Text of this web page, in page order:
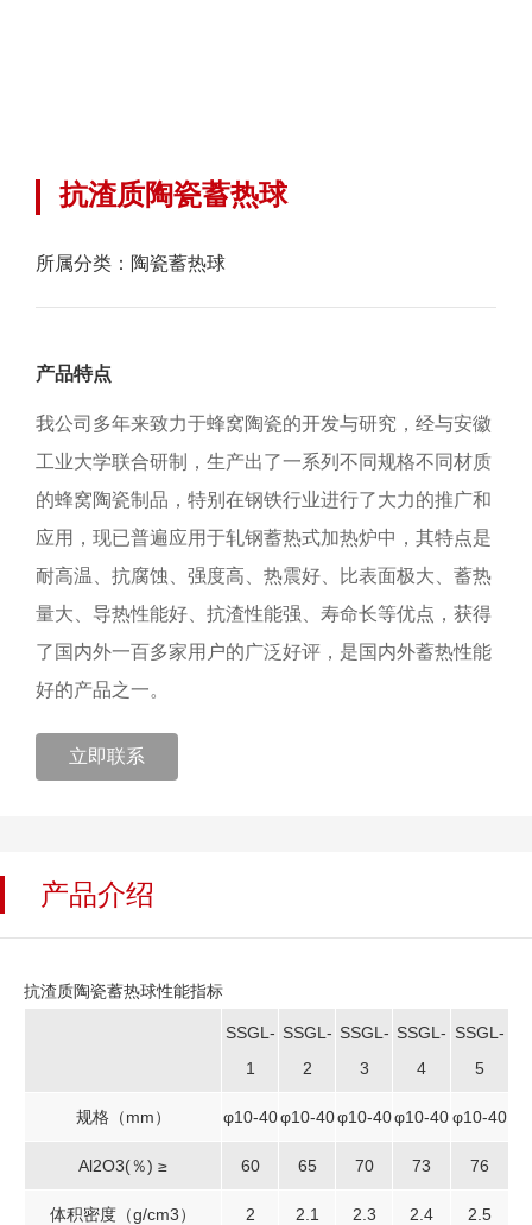
抗渣质陶瓷蓄热球
所属分类： 陶瓷蓄热球
产品特点
我公司多年来致力于蜂窝陶瓷的开发与研究，经与安徽
工业大学联合研制，生产出了一系列不同规格不同材质
的蜂窝陶瓷制品，特别在钢铁行业进行了大力的推广和
应用，现已普遍应用于轧钢蓄热式加热炉中，其特点是
耐高温、抗腐蚀、强度高、热震好、比表面极大、蓄热
量大、导热性能好、抗渣性能强、寿命长等优点，获得
了国内外一百多家用户的广泛好评，是国内外蓄热性能
好的产品之一。
立即联系
产品介绍
抗渣质陶瓷蓄热球性能指标
SSGL-
1
SSGL-
2
SSGL-
3
SSGL-
4
SSGL-
5
规格（mm） φ10-40φ10-40φ10-40φ10-40φ10-40
Al2O3(％) ≥ 60 65 70 73 76
体积密度（g/cm3） 2 2.1 2.3 2.4 2.5